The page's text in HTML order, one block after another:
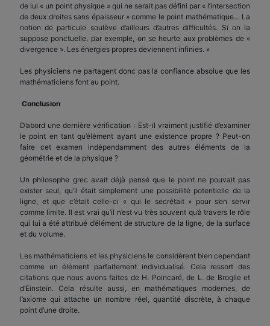
de lui « un point physique » qui ne serait pas défini par « l’intersection
de deux droites sans épaisseur » comme le point mathématique… La
notion de particule soulève d’ailleurs d’autres difficultés. Si on la
suppose ponctuelle, par exemple, on se heurte aux problèmes de «
divergence ». Les énergies propres deviennent infinies. »
Les physiciens ne partagent donc pas la confiance absolue que les
mathématiciens font au point.
Conclusion
D’abord une dernière vérification : Est-il vraiment justifié d’examiner
le point en tant qu’élément ayant une existence propre ? Peut-on
faire cet examen indépendamment des autres éléments de la
géométrie et de la physique ?
Un philosophe grec avait déjà pensé que le point ne pouvait pas
exister seul, qu’il était simplement une possibilité potentielle de la
ligne, et que c’était celle-ci « qui le secrétait » pour s’en servir
comme limite. Il est vrai qu’il n’est vu très souvent qu’à travers le rôle
qui lui a été attribué d’élément de structure de la ligne, de la surface
et du volume.
Les mathématiciens et les physiciens le considèrent bien cependant
comme un élément parfaitement individualisé. Cela ressort des
citations que nous avons faites de H. Poincaré, de L. de Broglie et
d’Einstein. Cela résulte aussi, en mathématiques modernes, de
l’axiome qui attache un nombre réel, quantité discrète, à chaque
point d’une droite.